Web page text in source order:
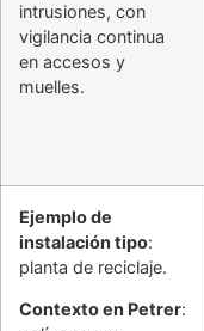
intrusiones, con
vigilancia continua
en accesos y
muelles.
Ejemplo de
instalación tipo:
planta de reciclaje.
Contexto en Petrer: